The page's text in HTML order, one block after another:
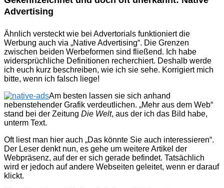
Advertising
Ähnlich versteckt wie bei Advertorials funktioniert die
Werbung auch via „Native Advertising“. Die Grenzen
zwischen beiden Werbeformen sind fließend. Ich habe
widersprüchliche Definitionen recherchiert. Deshalb werde
ich euch kurz beschreiben, wie ich sie sehe. Korrigiert mich
bitte, wenn ich falsch liege!
Am besten lassen sie sich anhand
nebenstehender Grafik verdeutlichen. „Mehr aus dem Web“
stand bei der Zeitung Die Welt, aus der ich das Bild habe,
unterm Text.
Oft liest man hier auch „Das könnte Sie auch interessieren“.
Der Leser denkt nun, es gehe um weitere Artikel der
Webpräsenz, auf der er sich gerade befindet. Tatsächlich
wird er jedoch auf andere Webseiten geleitet, wenn er darauf
klickt.